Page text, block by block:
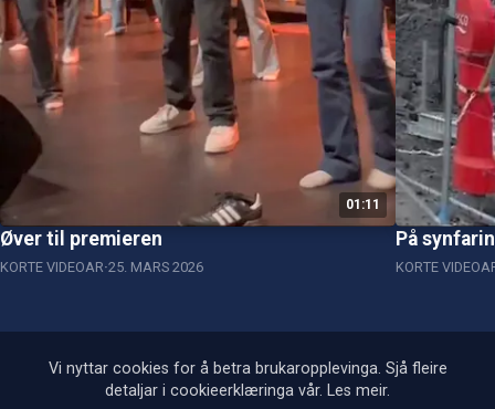
01:11
Øver til premieren
KORTE VIDEOAR 25. MARS 2026
På
KORTE
Vi nyttar cookies for å betra brukaropplevinga. Sjå fleire
detaljar i cookieerklæringa vår. Les meir.